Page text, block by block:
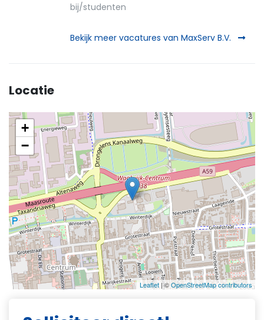
bij/studenten
Bekijk meer vacatures van MaxServ B.V.
Locatie
+
−
Leaflet| ©OpenStreetMap contributors